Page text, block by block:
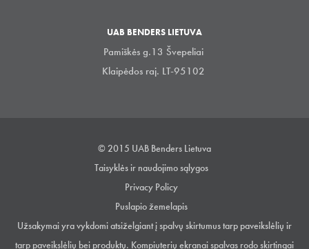
UAB BENDERS LIETUVA
Pamiškės g.13 Švepeliai
Klaipėdos raj. LT-95102
© 2015 UAB Benders Lietuva
Taisyklės ir naudojimo sąlygos
Privacy Policy
Puslapio žemelapis
Užsakymai yra vykdomi atsiželgiant į spalvų skirtumus tarp paveikslėlių ir
tarp paveikslėlių bei produktų. Kompiuterių ekranai spalvas rodo skirtingai